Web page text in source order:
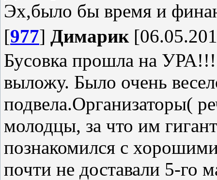
Эх,было бы время и
[977] Димарик
Бусовка прошла на УРА!!!
выложу. Было очень
подвела.Организаторы(
молодцы, за что им
познакомился с
почти не доставали 5-го